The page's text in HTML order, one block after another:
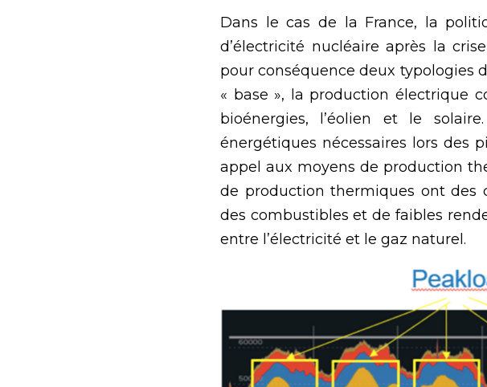
Dans le cas de la France, la
d’électricité nucléaire après la
pour conséquence deux typologies
« base », la production électrique
bioénergies, l’éolien et le
énergétiques nécessaires lors des
appel aux moyens de production
de production thermiques ont des
des combustibles et de faibles
entre l’électricité et le gaz naturel.